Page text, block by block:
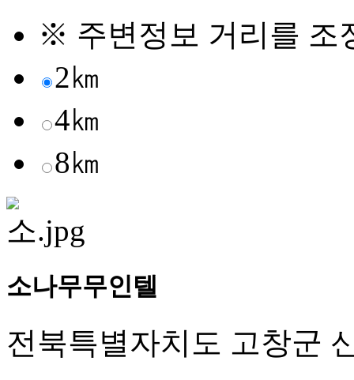
※ 주변정보 거리를 조
2㎞
4㎞
8㎞
소나무무인텔
전북특별자치도 고창군